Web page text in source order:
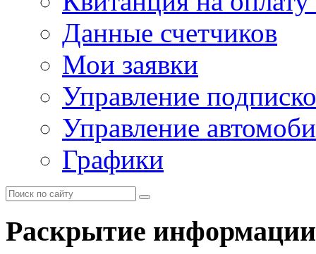
Данные счетчиков
Мои заявки
Управление
Управление
Графики
Раскрытие информации